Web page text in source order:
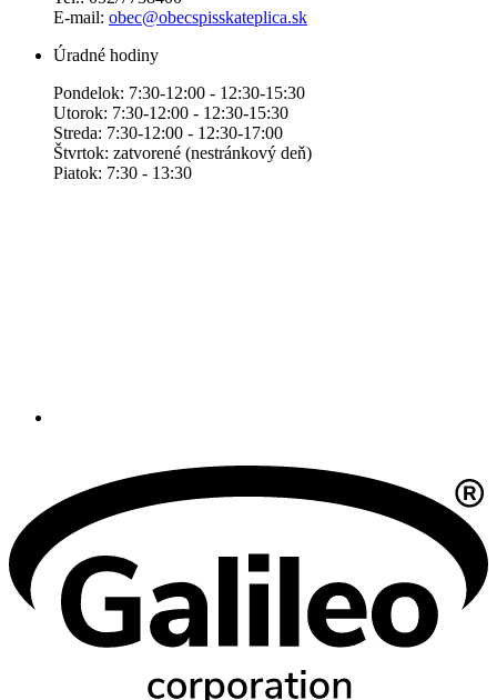
E-mail: obec@obecspisskateplica.sk
Úradné hodiny
Pondelok: 7:30-12:00 - 12:30-15:30
Utorok: 7:30-12:00 - 12:30-15:30
Streda: 7:30-12:00 - 12:30-17:00
Štvrtok: zatvorené (nestránkový deň)
Piatok: 7:30 - 13:30